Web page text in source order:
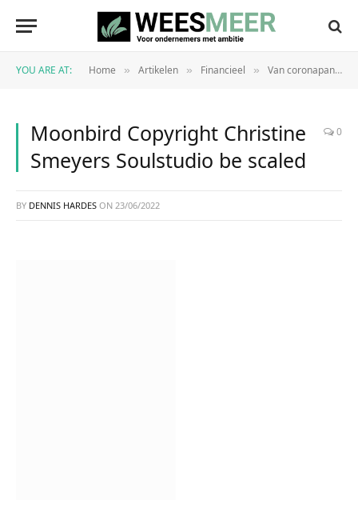
YOU ARE AT: Home » Artikelen » Financieel » Van coronapandemie tot chipschaarste: Hoe overleef je crisis op crisis als jonge hardware start-up?
Moonbird Copyright Christine
Smeyers Soulstudio be scaled
0
BY DENNIS HARDES ON 23/06/2022